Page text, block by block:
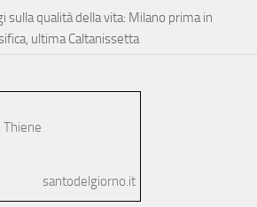
sulla qualità della vita: Milano prima in
ultima Caltanissetta
Thiene
santodelgiorno.it